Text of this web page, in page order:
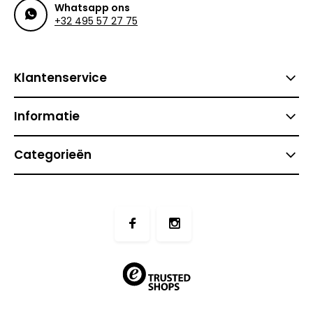
Whatsapp ons
+32 495 57 27 75
Klantenservice
Informatie
Categorieën